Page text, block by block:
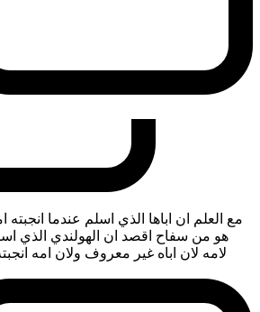
مع العلم ان اباها الذي اسلم عندما
هو من سفاح اقصد ان الهولندي الذي
لامه لان اباه غير معروف ولان امه